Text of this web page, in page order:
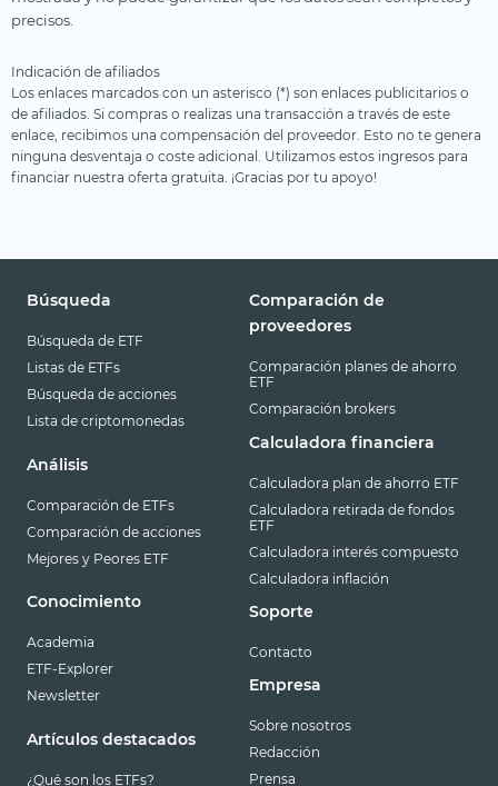
precisos.
Indicación de afiliados
Los enlaces marcados con un asterisco (*) son enlaces publicitarios o
de afiliados. Si compras o realizas una transacción a través de este
enlace, recibimos una compensación del proveedor. Esto no te genera
ninguna desventaja o coste adicional. Utilizamos estos ingresos para
financiar nuestra oferta gratuita. ¡Gracias por tu apoyo!
Búsqueda
Búsqueda de ETF
Listas de ETFs
Búsqueda de acciones
Lista de criptomonedas
Análisis
Comparación de ETFs
Comparación de acciones
Mejores y Peores ETF
Conocimiento
Academia
ETF-Explorer
Newsletter
Artículos destacados
¿Qué son los ETFs?
Comparación de
proveedores
Comparación planes de ahorro
ETF
Comparación brokers
Calculadora financiera
Calculadora plan de ahorro ETF
Calculadora retirada de fondos
ETF
Calculadora interés compuesto
Calculadora inflación
Soporte
Contacto
Empresa
Sobre nosotros
Redacción
Prensa